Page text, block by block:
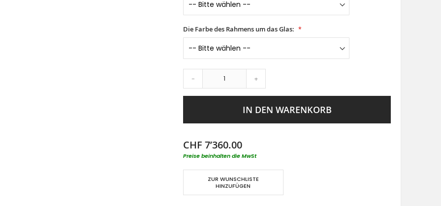
Die Farbe des Rahmens um das Glas:
- +
IN DEN WARENKORB
CHF 7’360.00
Preise beinhalten die MwSt
ZUR WUNSCHLISTE
HINZUFÜGEN